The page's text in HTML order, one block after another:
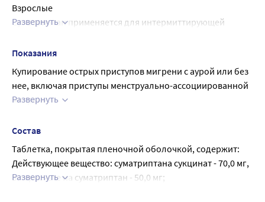
Взрослые
Суматриптан применяется для интермиттирующей
применять в профилактических целях.
Лечение суматриптаном следует начинать как можно
раньше после возникновения приступа мигрени, но
препарат одинаково эффективен на любой стадии
приступа.
некоторых случаях доза может быть увеличена до 100 мг.
В течение любого 24 ч периода максимальная доза
препарата Суматриптан не должна превышать 300 мг.
Если пациент почувствовал улучшение после первой
Развернуть
Показания
Купирование острых приступов мигрени с аурой или без
нее, включая приступы менструально-ассоциированной
мигрени.
установленным диагнозом мигрень.
Развернуть
Состав
Таблетка, покрытая пленочной оболочкой, содержит:
Действующее вещество: суматриптана сукцинат - 70,0 мг,
в пересчете на суматриптан - 50,0 мг;
Развернуть